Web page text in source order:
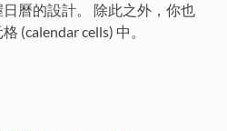
曆的設計。 除此之外，你也
(calendar cells) 中。